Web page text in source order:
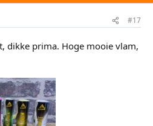
#17
dikke prima. Hoge mooie vlam,